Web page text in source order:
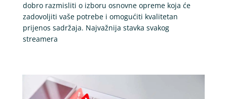
dobro razmisliti o izboru osnovne opreme koja će
zadovoljiti vaše potrebe i omogućiti kvalitetan
prijenos sadržaja. Najvažnija stavka svakog
streamera